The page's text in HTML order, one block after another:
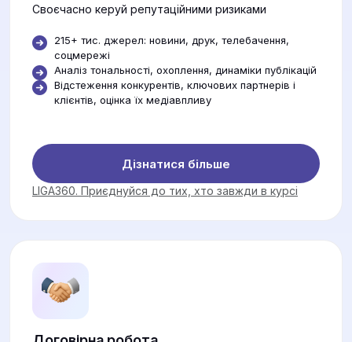
Своєчасно керуй репутаційними ризиками
215+ тис. джерел: новини, друк, телебачення,
соцмережі
Аналіз тональності, охоплення, динаміки публікацій
Відстеження конкурентів, ключових партнерів і
клієнтів, оцінка їх медіавпливу
Дізнатися більше
LIGA360. Приєднуйся до тих, хто завжди в курсі